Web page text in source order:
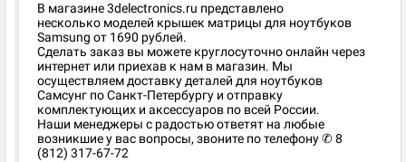
В магазине 3delectronics.ru представлено
несколько моделей крышек матрицы для ноутбуков
Samsung от 1690 рублей.
Сделать заказ вы можете круглосуточно онлайн через
интернет или приехав к нам в магазин. Мы
осуществляем доставку деталей для ноутбуков
Самсунг по Санкт-Петербургу и отправку
комплектующих и аксессуаров по всей России.
Наши менеджеры с радостью ответят на любые
возникшие у вас вопросы, звоните по телефону ✆ 8
(812) 317-67-72